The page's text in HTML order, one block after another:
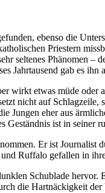
ebenso die
Priestern
seltenes Phänomen –
Jahrtausend gab es
wirkt etwas müde
nicht auf
eher aus
ist in
Er ist
Ruffalo gefallen in
Schublade
die Hartnäckigkeit